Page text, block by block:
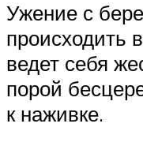
Ужение с
происходить
ведет себя
порой
к наживке.